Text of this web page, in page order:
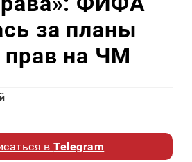
за планы
на ЧМ
вTelegram